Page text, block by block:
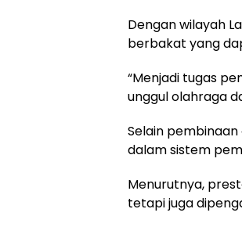
Dengan wilayah
berbakat yang
“Menjadi tugas
unggul olahraga
Selain
dalam sistem
Menurutnya,
tetapi juga